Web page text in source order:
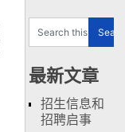
最新文章
招生信息和
招聘启事